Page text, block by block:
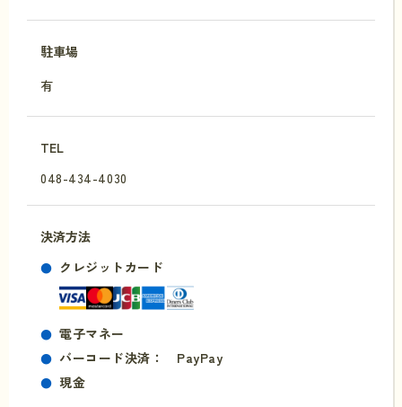
駐車場
有
TEL
048-434-4030
決済方法
クレジットカード
電子マネー
バーコード決済： PayPay
現金